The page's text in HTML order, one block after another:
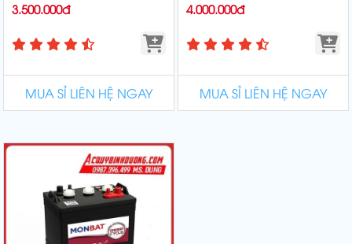
3.500.000đ
MUA SỈ LIÊN HỆ NGAY
4.000.000đ
MUA SỈ LIÊN HỆ NGAY